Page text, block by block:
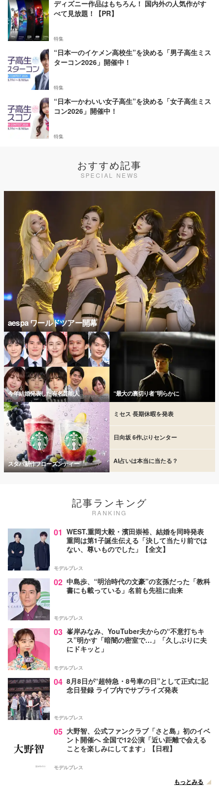
ディズニー作品はもちろん！ 国内外の人気作がす
べて見放題！【PR】
特集
“日本一のイケメン高校生”を決める「男子高生ミス
ターコン2026」開催中！
特集
“日本一かわいい女子高生”を決める「女子高生ミス
コン2026」開催中！
特集
おすすめ記事
SPECIAL NEWS
aespa ワールドツアー開幕
今年結婚発表した有名芸能人 “最大の裏切り者”明らかに
スタバ新作フローズンティー
ミセス 長期休暇を発表
日向坂 6作ぶりセンター
AI占いは本当に当たる？
記事ランキング
RANKING
01 WEST.重岡大毅・濱田崇裕、結婚を同時発表
重岡は第1子誕生伝える「決して当たり前では
ない、尊いものでした」【全文】
モデルプレス
02 中島歩、“明治時代の文豪”の玄孫だった「教科
書にも載っている」名前も先祖に由来
モデルプレス
03 峯岸みなみ、YouTuber夫からの“不意打ちキ
ス”明かす「暗闇の密室で…」「久しぶりに夫
にドキッと」
モデルプレス
04 8月8日が“超特急・8号車の日”として正式に記
念日登録 ライブ内でサプライズ発表
モデルプレス
05 大野智、公式ファンクラブ「さと島」初のイベ
ント開催へ 全国で12公演「近い距離で会える
ことを楽しみにしてます」【日程】
モデルプレス
もっとみる